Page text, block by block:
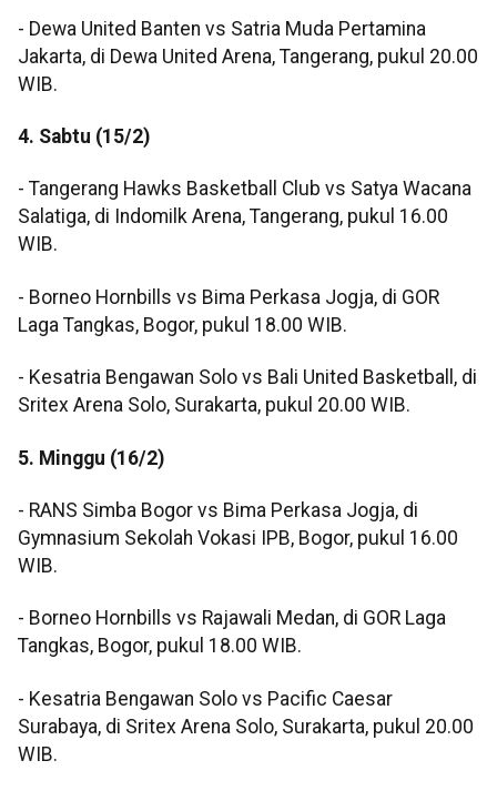
- Dewa United Banten vs Satria Muda Pertamina
Jakarta, di Dewa United Arena, Tangerang, pukul 20.00
WIB.
4. Sabtu (15/2)
- Tangerang Hawks Basketball Club vs Satya Wacana
Salatiga, di Indomilk Arena, Tangerang, pukul 16.00
WIB.
- Borneo Hornbills vs Bima Perkasa Jogja, di GOR
Laga Tangkas, Bogor, pukul 18.00 WIB.
- Kesatria Bengawan Solo vs Bali United Basketball, di
Sritex Arena Solo, Surakarta, pukul 20.00 WIB.
5. Minggu (16/2)
- RANS Simba Bogor vs Bima Perkasa Jogja, di
Gymnasium Sekolah Vokasi IPB, Bogor, pukul 16.00
WIB.
- Borneo Hornbills vs Rajawali Medan, di GOR Laga
Tangkas, Bogor, pukul 18.00 WIB.
- Kesatria Bengawan Solo vs Pacific Caesar
Surabaya, di Sritex Arena Solo, Surakarta, pukul 20.00
WIB.